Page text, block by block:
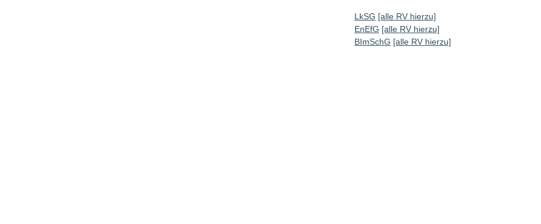
LkSG [alle RV hierzu]
EnEfG [alle RV hierzu]
BImSchG [alle RV hierzu]